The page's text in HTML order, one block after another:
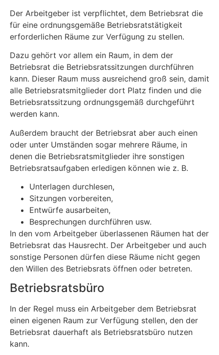
Der Arbeitgeber ist verpflichtet, dem Betriebsrat die
für eine ordnungsgemäße Betriebsratstätigkeit
erforderlichen Räume zur Verfügung zu stellen.
Dazu gehört vor allem ein Raum, in dem der
Betriebsrat die Betriebsratssitzungen durchführen
kann. Dieser Raum muss ausreichend groß sein, damit
alle Betriebsratsmitglieder dort Platz finden und die
Betriebsratssitzung ordnungsgemäß durchgeführt
werden kann.
Außerdem braucht der Betriebsrat aber auch einen
oder unter Umständen sogar mehrere Räume, in
denen die Betriebsratsmitglieder ihre sonstigen
Betriebsratsaufgaben erledigen können wie z. B.
Unterlagen durchlesen,
Sitzungen vorbereiten,
Entwürfe ausarbeiten,
Besprechungen durchführen usw.
In den vom Arbeitgeber überlassenen Räumen hat der
Betriebsrat das Hausrecht. Der Arbeitgeber und auch
sonstige Personen dürfen diese Räume nicht gegen
den Willen des Betriebsrats öffnen oder betreten.
Betriebsratsbüro
In der Regel muss ein Arbeitgeber dem Betriebsrat
einen eigenen Raum zur Verfügung stellen, den der
Betriebsrat dauerhaft als Betriebsratsbüro nutzen
kann.